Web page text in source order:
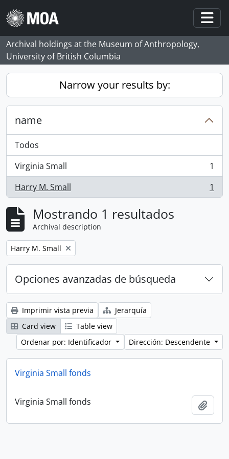
Skip to main content
Archival holdings at the Museum of Anthropology,
University of British Columbia
Narrow your results by:
name
Todos
Virginia Small
, 1 resultados
1
Harry M. Small
, 1 resultados 1
Mostrando 1 resultados
Archival description
Remove filter:
Harry M. Small
Opciones avanzadas de búsqueda
Imprimir vista previa
Jerarquía
Card view
Table view
Ordenar por: Identificador
Dirección: Descendente
Virginia Small fonds
Virginia Small fonds